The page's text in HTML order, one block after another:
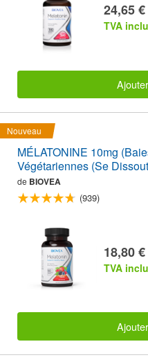
24,65 €
TVA
Nouveau
MÉLATONINE 10mg
Végétariennes (Se
de BIOVEA
(939)
18,80 €
TVA